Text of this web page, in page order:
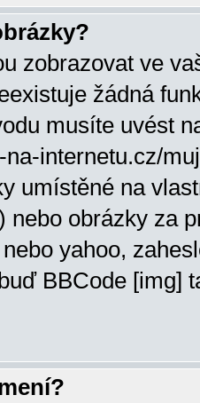
zobrazovat ve
žádná
musíte uvést
na-internetu.cz/
umístěné na
nebo obrázky za
yahoo,
BBCode [img]